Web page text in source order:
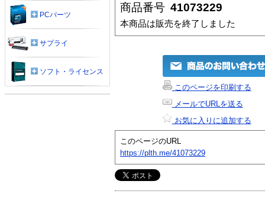
商品番号 41073229
本商品は販売を終了しました
このページを印刷する
メールでURLを送る
お気に入りに追加する
このページのURL
https://plth.me/41073229
PCパーツ
サプライ
ソフト・ライセンス